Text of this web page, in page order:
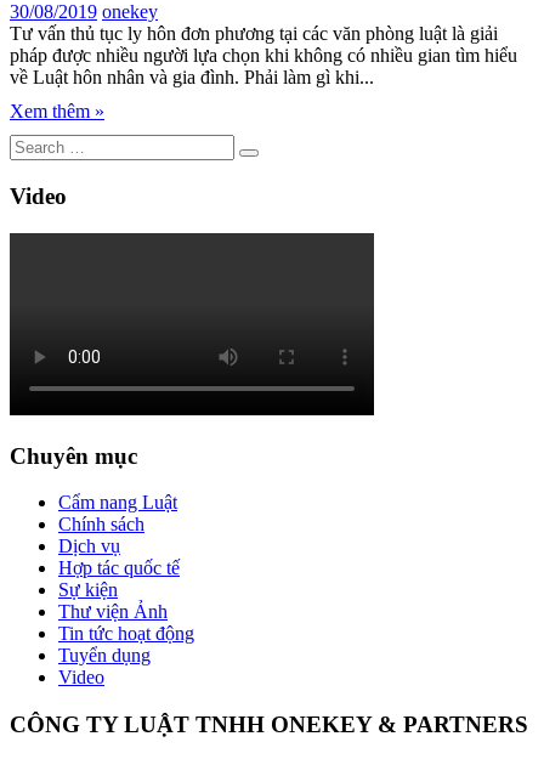
30/08/2019 onekey
Tư vấn thủ tục ly hôn đơn phương tại các văn phòng luật là giải
pháp được nhiều người lựa chọn khi không có nhiều gian tìm hiểu
về Luật hôn nhân và gia đình. Phải làm gì khi...
Xem thêm »
Video
Chuyên mục
Cẩm nang Luật
Chính sách
Dịch vụ
Hợp tác quốc tế
Sự kiện
Thư viện Ảnh
Tin tức hoạt động
Tuyển dụng
Video
CÔNG TY LUẬT TNHH ONEKEY & PARTNERS